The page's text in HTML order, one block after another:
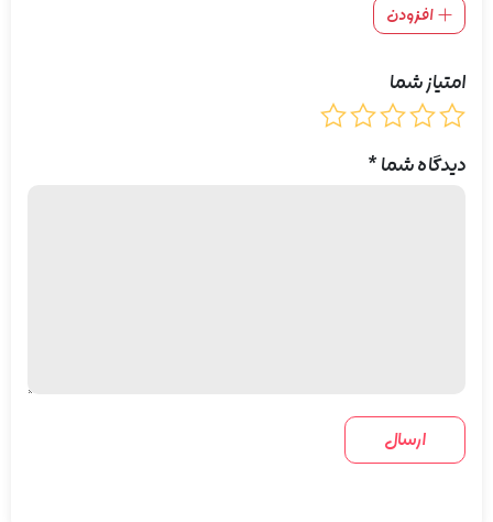
افزودن
امتیاز شما
دیدگاه شما*